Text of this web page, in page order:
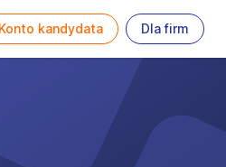
Konto kandydata Dla firm